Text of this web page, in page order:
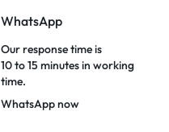
WhatsApp
Our response time is
10 to 15 minutes in working
time.
WhatsApp now